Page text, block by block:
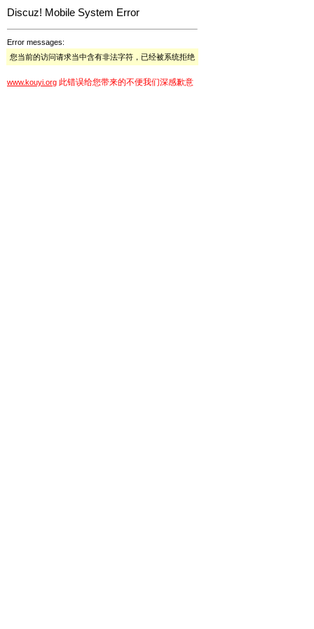
Discuz! Mobile System Error
Error messages:
您当前的访问请求当中含有非法字符，已经被系统拒绝
www.kouyi.org 此错误给您带来的不便我们深感歉意